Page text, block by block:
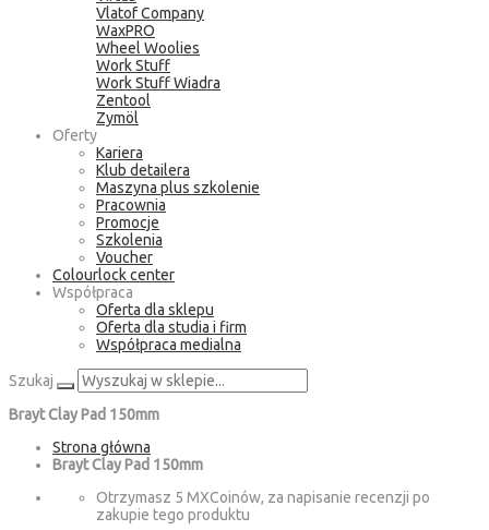
Vlatof Company
WaxPRO
Wheel Woolies
Work Stuff
Work Stuff Wiadra
Zentool
Zymöl
Oferty
Kariera
Klub detailera
Maszyna plus szkolenie
Pracownia
Promocje
Szkolenia
Voucher
Colourlock center
Współpraca
Oferta dla sklepu
Oferta dla studia i firm
Współpraca medialna
Szukaj
Brayt Clay Pad 150mm
Strona główna
Brayt Clay Pad 150mm
Otrzymasz 5 MXCoinów, za napisanie recenzji po
zakupie tego produktu